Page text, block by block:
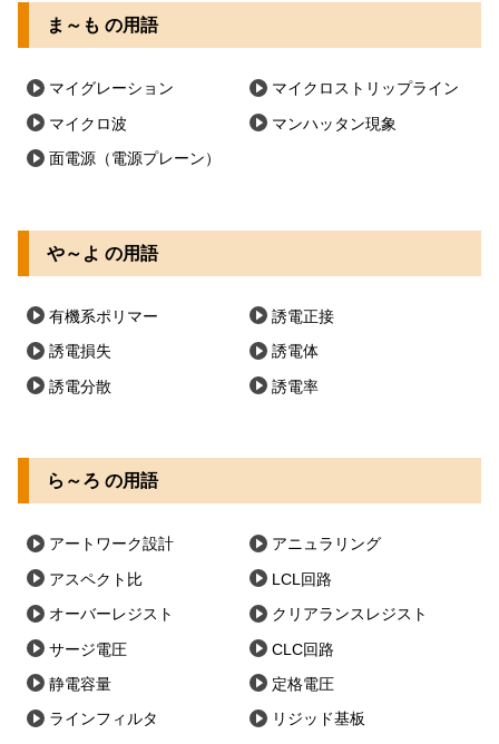
ま～も の用語
マイグレーション マイクロストリップライン
マイクロ波 マンハッタン現象
面電源（電源プレーン）
や～よ の用語
有機系ポリマー 誘電正接
誘電損失 誘電体
誘電分散 誘電率
ら～ろ の用語
アートワーク設計 アニュラリング
アスペクト比 LCL回路
オーバーレジスト クリアランスレジスト
サージ電圧 CLC回路
静電容量 定格電圧
ラインフィルタ リジッド基板